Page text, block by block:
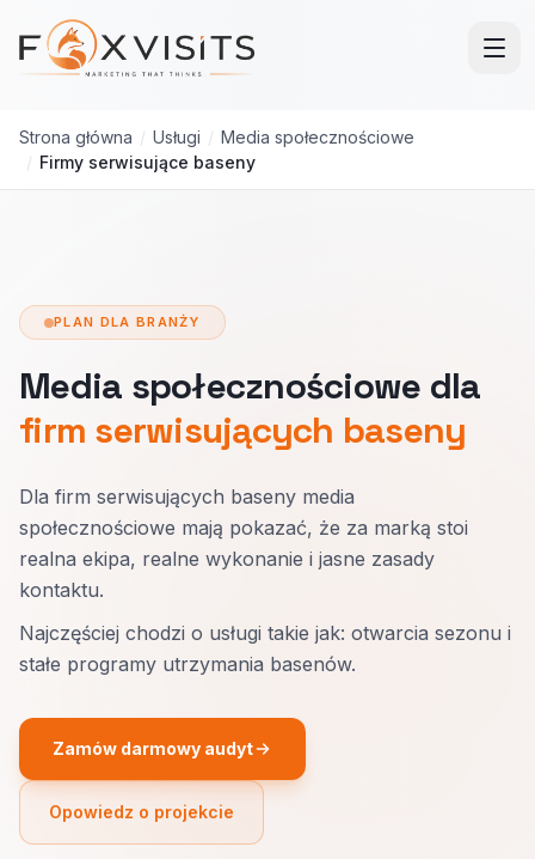
Przejdź do treści głównej
Strona główna / Usługi / Media społecznościowe
/ Firmy serwisujące baseny
PLAN DLA BRANŻY
Media społecznościowe dla
firm serwisujących baseny
Dla firm serwisujących baseny media
społecznościowe mają pokazać, że za marką stoi
realna ekipa, realne wykonanie i jasne zasady
kontaktu.
Najczęściej chodzi o usługi takie jak: otwarcia sezonu i
stałe programy utrzymania basenów.
Zamów darmowy audyt
Opowiedz o projekcie